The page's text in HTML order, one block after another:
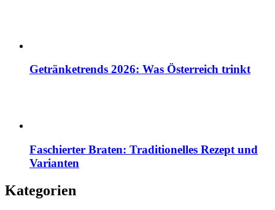
Getränketrends 2026: Was Österreich trinkt
Faschierter Braten: Traditionelles Rezept und
Varianten
Kategorien